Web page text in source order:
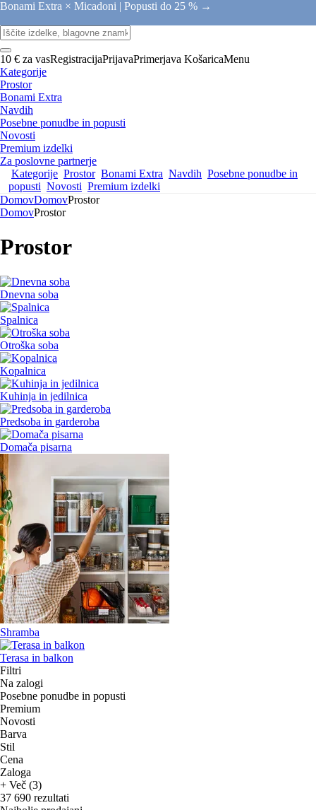
Bonami Extra × Micadoni | Popusti do 25 % →
10 € za vasRegistracijaPrijavaPrimerjava KošaricaMenu
Kategorije
Prostor
Bonami Extra
Navdih
Posebne ponudbe in popusti
Novosti
Premium izdelki
Za poslovne partnerje
Kategorije Prostor Bonami Extra Navdih Posebne ponudbe in
popusti Novosti Premium izdelki
DomovDomovProstor
DomovProstor
Prostor
Dnevna soba
Spalnica
Otroška soba
Kopalnica
Kuhinja in jedilnica
Predsoba in garderoba
Domača pisarna
Shramba
Terasa in balkon
Filtri
Na zalogi
Posebne ponudbe in popusti
Premium
Novosti
Barva
Stil
Cena
Zaloga
+ Več (3)
37 690 rezultati